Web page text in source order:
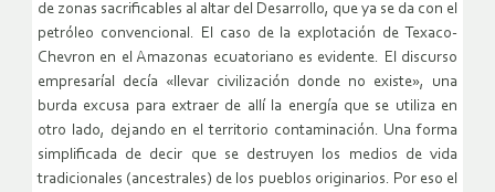
de zonas sacrificables al altar del Desarrollo, que ya se da con el
petróleo convencional. El caso de la explotación de Texaco-
Chevron en el Amazonas ecuatoriano es evidente. El discurso
empresaríal decía «llevar civilización donde no existe», una
burda excusa para extraer de allí la energía que se utiliza en
otro lado, dejando en el territorio contaminación. Una forma
simplificada de decir que se destruyen los medios de vida
tradicionales (ancestrales) de los pueblos originarios. Por eso el